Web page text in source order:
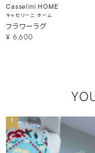
Casselini HOME
キャセリーニ ホーム
フラワーラグ
¥ 6,600
1